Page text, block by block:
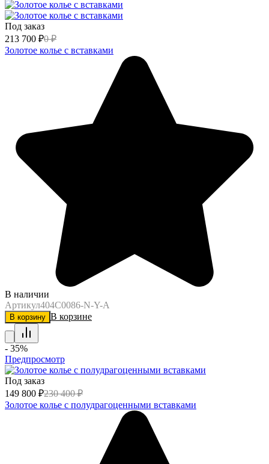
Под заказ
213 700 ₽0 ₽
Золотое колье с вставками
В наличии
Артикул404C0086-N-Y-A
В корзину В корзине
- 35%
Предпросмотр
Под заказ
149 800 ₽230 400 ₽
Золотое колье с полудрагоценными вставками